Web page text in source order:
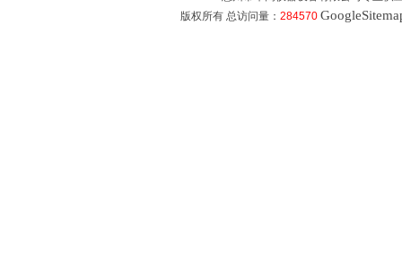
版权所有 总访问量： 284570